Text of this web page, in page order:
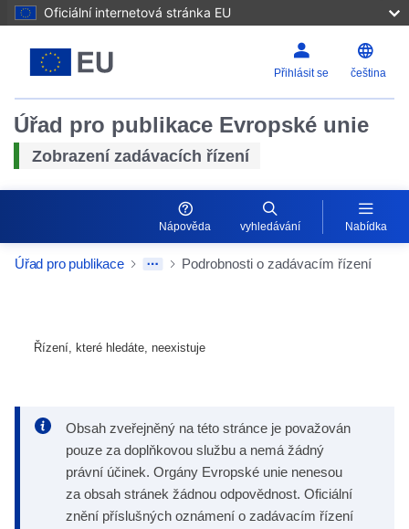
Oficiální internetová stránka EU
Přihlásit se čeština
Úřad pro publikace Evropské unie
Zobrazení zadávacích řízení
Nápověda vyhledávání Nabídka
Úřad pro publikace Podrobnosti o zadávacím řízení
Řízení, které hledáte, neexistuje
Obsah zveřejněný na této stránce je považován
pouze za doplňkovou službu a nemá žádný
právní účinek. Orgány Evropské unie nenesou
za obsah stránek žádnou odpovědnost. Oficiální
znění příslušných oznámení o zadávacím řízení